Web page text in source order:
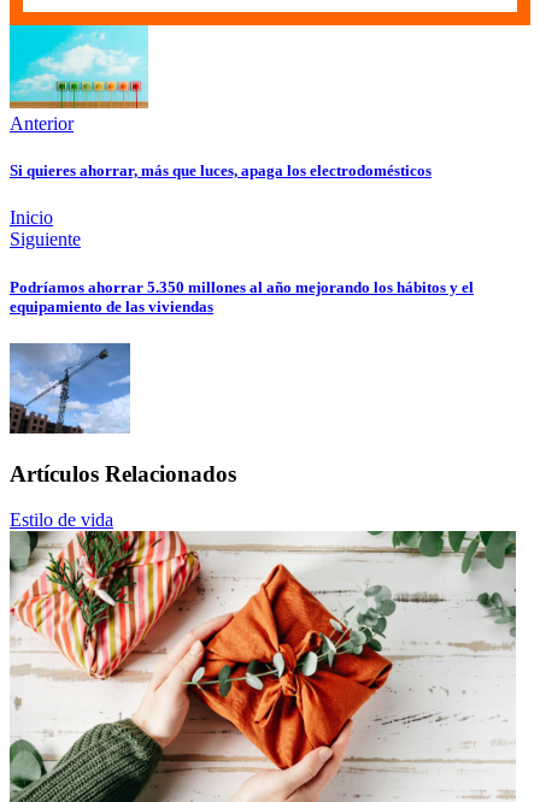
Anterior
Si quieres ahorrar, más que luces, apaga los electrodomésticos
Inicio
Siguiente
Podríamos ahorrar 5.350 millones al año mejorando los hábitos y el
equipamiento de las viviendas
Artículos Relacionados
Estilo de vida